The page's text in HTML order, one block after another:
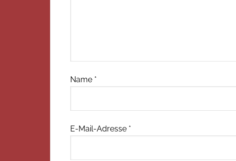
Name *
E-Mail-Adresse *